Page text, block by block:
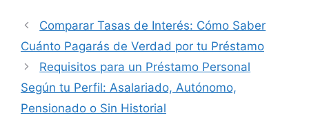
Comparar Tasas de Interés: Cómo Saber
Cuánto Pagarás de Verdad por tu Préstamo
Requisitos para un Préstamo Personal
Según tu Perfil: Asalariado, Autónomo,
Pensionado o Sin Historial